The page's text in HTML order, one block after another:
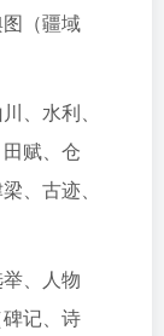
（疆域
、水利、
赋、仓
、古迹、
、人物
记、诗